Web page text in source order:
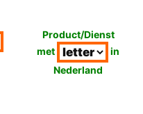
Product/Dienst
met
in
Nederland